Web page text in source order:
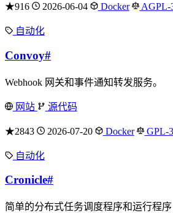
★916 2026-06-04 Docker AGPL-
自动化
Convoy#
Webhook 网关和事件通知转发服务。
网站 源代码
★2843 2026-07-20 Docker GPL-
自动化
Cronicle#
简单的分布式任务调度程序和运行程